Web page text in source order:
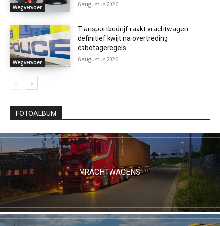
Wegvervoer 6 augustus 2026
Wegvervoer
Transportbedrijf raakt vrachtwagen
definitief kwijt na overtreding
cabotageregels
6 augustus 2026
FOTOALBUM
VRACHTWAGENS